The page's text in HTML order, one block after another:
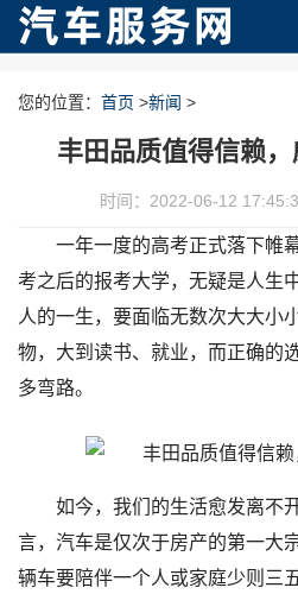
您的位置： 首页 >新闻 >
丰田品质值得信赖
时间：2022-06-12
一年一度的高考正式落下帷
考之后的报考大学，无疑是人生
人的一生，要面临无数次大大小
物，大到读书、就业，而正确的
多弯路。
如今，我们的生活愈发离不
言，汽车是仅次于房产的第一大
辆车要陪伴一个人或家庭少则三